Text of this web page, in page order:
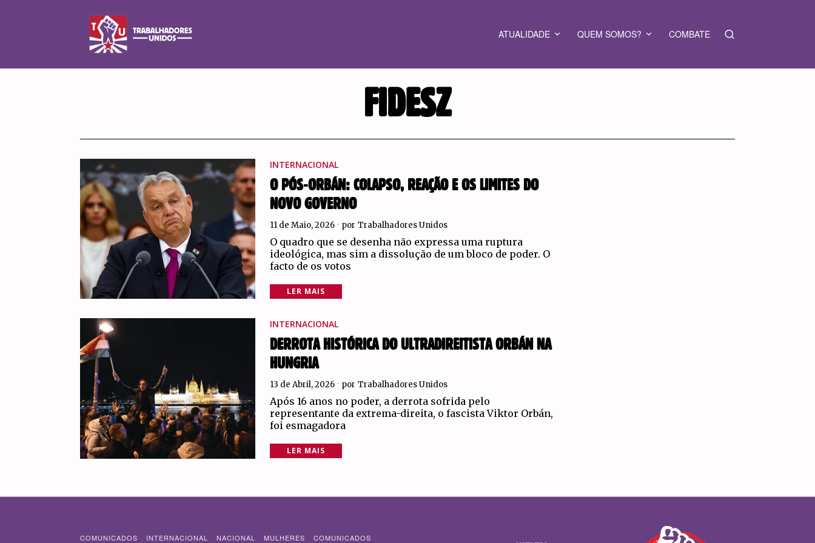
ATUALIDADE QUEM SOMOS? COMBATE
FIDESZ
INTERNACIONAL
O PÓS-ORBÁN: COLAPSO, REAÇÃO E OS LIMITES DO
NOVO GOVERNO
11 de Maio, 2026 por Trabalhadores Unidos
O quadro que se desenha não expressa uma ruptura
ideológica, mas sim a dissolução de um bloco de poder. O
facto de os votos
LER MAIS
INTERNACIONAL
DERROTA HISTÓRICA DO ULTRADIREITISTA ORBÁN NA
HUNGRIA
13 de Abril, 2026 por Trabalhadores Unidos
Após 16 anos no poder, a derrota sofrida pelo
representante da extrema-direita, o fascista Viktor Orbán,
foi esmagadora
LER MAIS
COMUNICADOS INTERNACIONAL NACIONAL MULHERES
COMUNICADOS